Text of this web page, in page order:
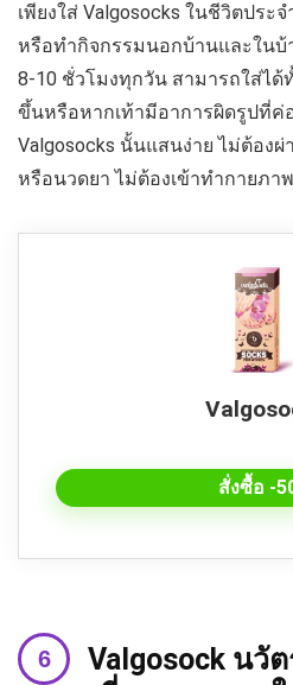
เพียงใส่ Valgosocks ในชีวิตประ
หรือทำกิจกรรมนอกบ้านและในบ้
8-10 ชั่วโมงทุกวัน สามารถใส่ได้
ขึ้นหรือหากเท้ามีอาการผิดรูปที่ค่
Valgosocks นั้นแสนง่าย ไม่ต้อง
หรือนวดยา ไม่ต้องเข้าทำกายภา
สั่งซื้อ -
Valgosock นวั